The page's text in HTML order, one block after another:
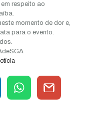
respeito ao
momento de dor e,
para o evento.